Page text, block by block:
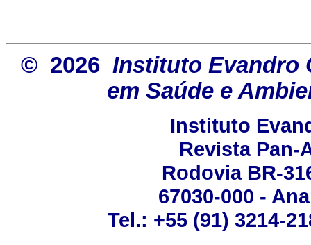
© 2026 Instituto Evandro
em Saúde e
Instituto
Revista Pan-
Rodovia BR-
67030-000 -
Tel.: +55 (91) 3214-